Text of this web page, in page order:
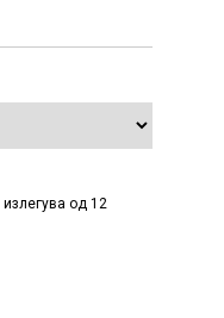
излегува од 12